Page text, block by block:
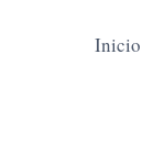
Inicio